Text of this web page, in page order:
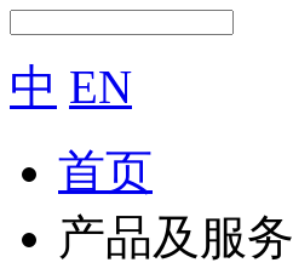
中 EN
首页
产品及服务